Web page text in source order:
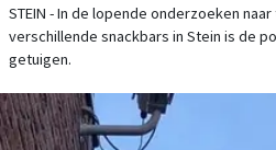
STEIN - In de lopende onderzoeken
verschillende snackbars in Stein is de
getuigen.